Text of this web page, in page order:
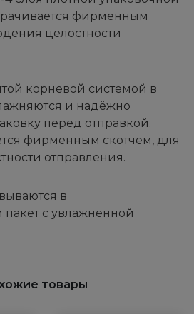
фирменным
целостности
корневой системой в
и надёжно
перед отправкой.
фирменным скотчем, для
отправления.
в
с увлажненной
товары